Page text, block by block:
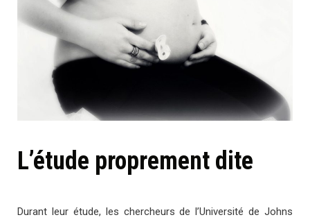
L’étude proprement dite
Durant leur étude, les chercheurs de l’Université de Johns